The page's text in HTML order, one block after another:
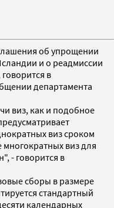
об упрощении
и о реадмиссии
говорится в
департамента
виз, как и подобное
виз сроком
многократных виз для
- говорится в
сборы в размере
стандартный
календарных